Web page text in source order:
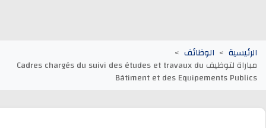
الرئيسية الوظائف
مباراة لتوظيف Cadres chargés du suivi des études et travaux du
Bâtiment et des Equipements Publics